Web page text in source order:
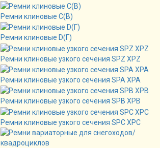
Ремни клиновые C(B)
Ремни клиновые D(Г)
Ремни клиновые узкого сечения SPZ XPZ
Ремни клиновые узкого сечения SPA XPA
Ремни клиновые узкого сечения SPB XPB
Ремни клиновые узкого сечения SPC XPC